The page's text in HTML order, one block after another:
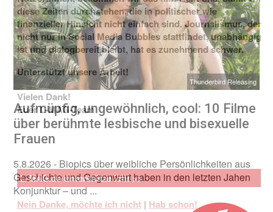
Thunderbird Releasing
Aufmüpfig, ungewöhnlich, cool: 10 Filme
über berühmte lesbische und bisexuelle
Frauen
5.8.2026 - Biopics über weibliche Persönlichkeiten aus
Geschichte und Gegenwart haben in den letzten Jahen
Konjunktur – und ...
diese Zeiten durchstehen, die in politischer wie
finanzieller Hinsicht nicht einfach sind. Journalismus, der
nicht nur in Social Media Bubbles stattfindet, unabhängig
ist und dialogbereit bleibt, hat es zunehmend schwer.
Unterstützt unsere Arbeit!
Vielen Dank!
Euer L-MAG-Team
L-MAG.de unterstütze ich! >>
Nein Danke, möchte ich nicht| Hab schon!